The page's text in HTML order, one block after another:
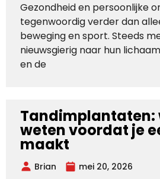
Gezondheid en persoonlijke
tegenwoordig verder dan
beweging en sport. Steeds
nieuwsgierig naar hun
en de
Tandimplantaten:
weten voordat je
maakt
Brian mei 20, 2026